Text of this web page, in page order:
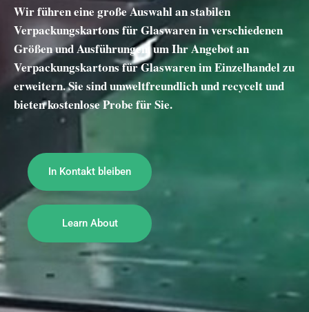
Wir führen eine große Auswahl an stabilen
Verpackungskartons für Glaswaren in verschiedenen
Größen und Ausführungen, um Ihr Angebot an
Verpackungskartons für Glaswaren im Einzelhandel zu
erweitern. Sie sind umweltfreundlich und recycelt und
bieten kostenlose Probe für Sie.
In Kontakt bleiben
Learn About